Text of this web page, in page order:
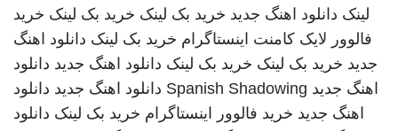
لینک دانلود اهنگ جدید خرید بک لینک خرید بک لینک خرید
فالوور لایک کامنت اینستاگرام خرید بک لینک دانلود اهنگ
جدید خرید بک لینک خرید بک لینک دانلود اهنگ جدید دانلود
اهنگ جدید Spanish Shadowing دانلود اهنگ جدید دانلود
اهنگ جدید خرید فالوور اینستاگرام خرید بک لینک دانلود